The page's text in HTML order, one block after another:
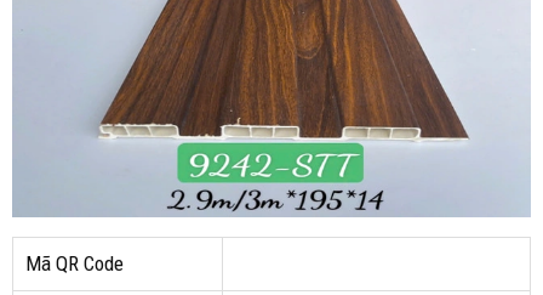
Mã QR Code